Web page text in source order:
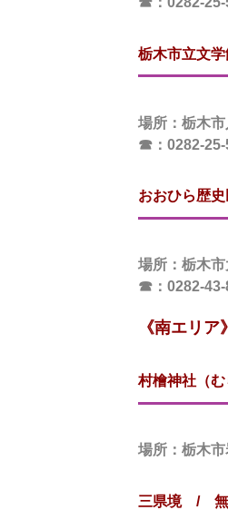
栃木市立文
場所 ：栃木
☎：0282-25-
おおひら歴
場所 ：栃木
☎：0282-43-
《南エリア》
村檜神社（む
場所 ：栃木
三県境/ 無